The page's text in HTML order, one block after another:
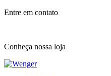
Entre em contato
Conheça nossa loja